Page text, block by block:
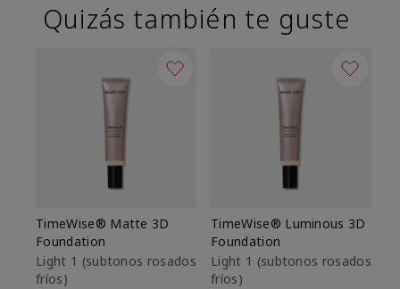
Quizás también te guste
TimeWise® Matte 3D
Foundation
Light 1​ (subtonos rosados
fríos)
TimeWise® Luminous 3D
Foundation
Light 1​ (subtonos rosados
fríos)